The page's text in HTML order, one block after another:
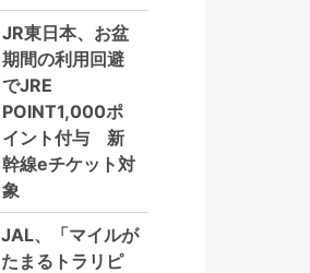
JR東日本、お盆
期間の利用回避
でJRE
POINT1,000ポ
イント付与 新
幹線eチケット対
象
JAL、「マイルが
たまるトラリピ